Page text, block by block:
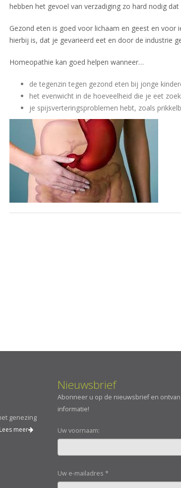
hebben het gevoel van verzadiging zo hard nodig
Gezond eten is goed voor lichaam en geest en
hierbij is, dat je gevarieerd eet en door de industrie
Homeopathie kan goed helpen wanneer…
de tegenzin tegen gezond eten bij jonge
het evenwicht in de hoeveelheid die je eet
je spijsverteringsproblemen hebt, zoals
genezing
Lees meer
Nieuwsbrief
Abonneer u op de nieuwsbrief en
informatie!
Uw voornaam:
Uw e-mailadres *